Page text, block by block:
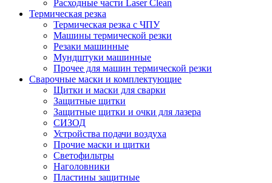
Расходные части Laser Clean
Термическая резка
Термическая резка с ЧПУ
Машины термической резки
Резаки машинные
Мундштуки машинные
Прочее для машин термической резки
Сварочные маски и комплектующие
Щитки и маски для сварки
Защитные щитки
Защитные щитки и очки для лазера
СИЗОД
Устройства подачи воздуха
Прочие маски и щитки
Светофильтры
Наголовники
Пластины защитные